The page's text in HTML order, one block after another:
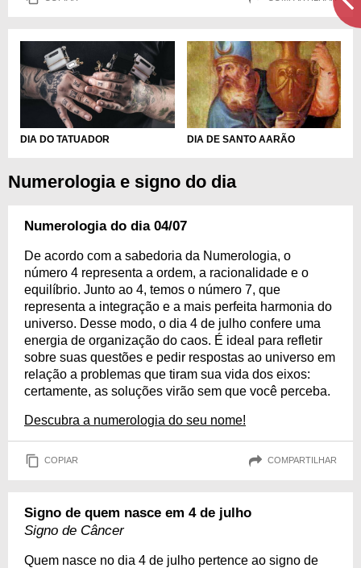
DIA DO TATUADOR DIA DE SANTO AARÃO
Numerologia e signo do dia
Numerologia do dia 04/07
De acordo com a sabedoria da Numerologia, o
número 4 representa a ordem, a racionalidade e o
equilíbrio. Junto ao 4, temos o número 7, que
representa a integração e a mais perfeita harmonia do
universo. Desse modo, o dia 4 de julho confere uma
energia de organização do caos. É ideal para refletir
sobre suas questões e pedir respostas ao universo em
relação a problemas que tiram sua vida dos eixos:
certamente, as soluções virão sem que você perceba.
Descubra a numerologia do seu nome!
COPIAR COMPARTILHAR
Signo de quem nasce em 4 de julho
Signo de Câncer
Quem nasce no dia 4 de julho pertence ao signo de